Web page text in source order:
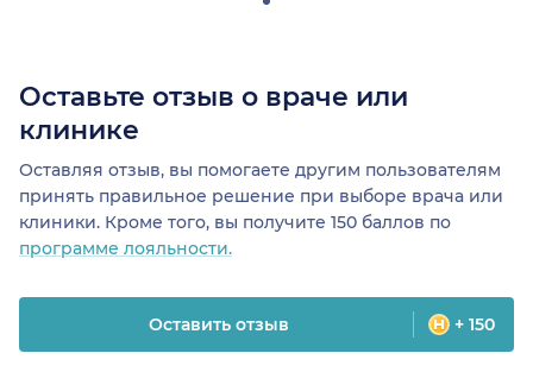
Оставьте отзыв о враче или
клинике
Оставляя отзыв, вы помогаете другим пользователям
принять правильное решение при выборе врача или
клиники. Кроме того, вы получите 150 баллов по
программе лояльности.
Оставить отзыв + 150